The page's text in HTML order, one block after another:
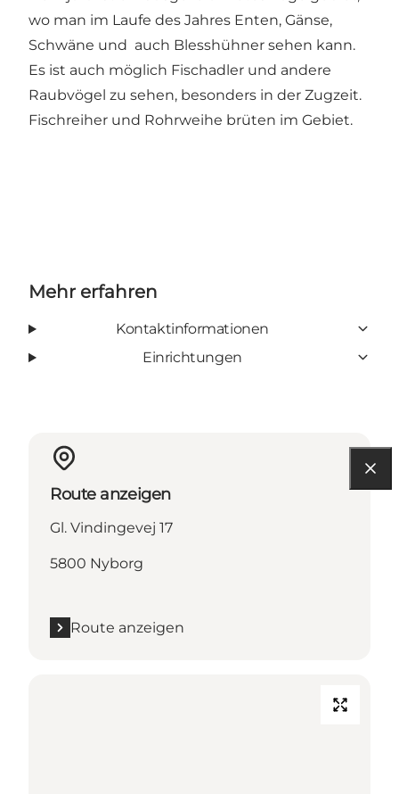
wo man im Laufe des Jahres Enten, Gänse,
Schwäne und auch Blesshühner sehen kann.
Es ist auch möglich Fischadler und andere
Raubvögel zu sehen, besonders in der Zugzeit.
Fischreiher und Rohrweihe brüten im Gebiet.
Mehr erfahren
Kontaktinformationen
Einrichtungen
Route anzeigen
Gl. Vindingevej 17
5800 Nyborg
Route anzeigen